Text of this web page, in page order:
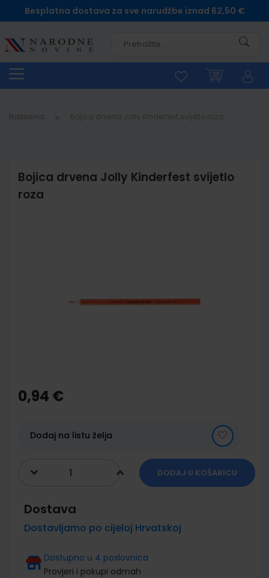
Besplatna dostava za sve narudžbe iznad 62,50 €
Naslovna
Bojica drvena Jolly Kinderfest svijetlo
roza
the
beginning
gallery
0,94 €
Dodaj na listu želja
DODAJ U KOŠARICU
Dostava
Dostavljamo po cijeloj Hrvatskoj
Dostupno u 4 poslovnica
Provjeri i pokupi odmah